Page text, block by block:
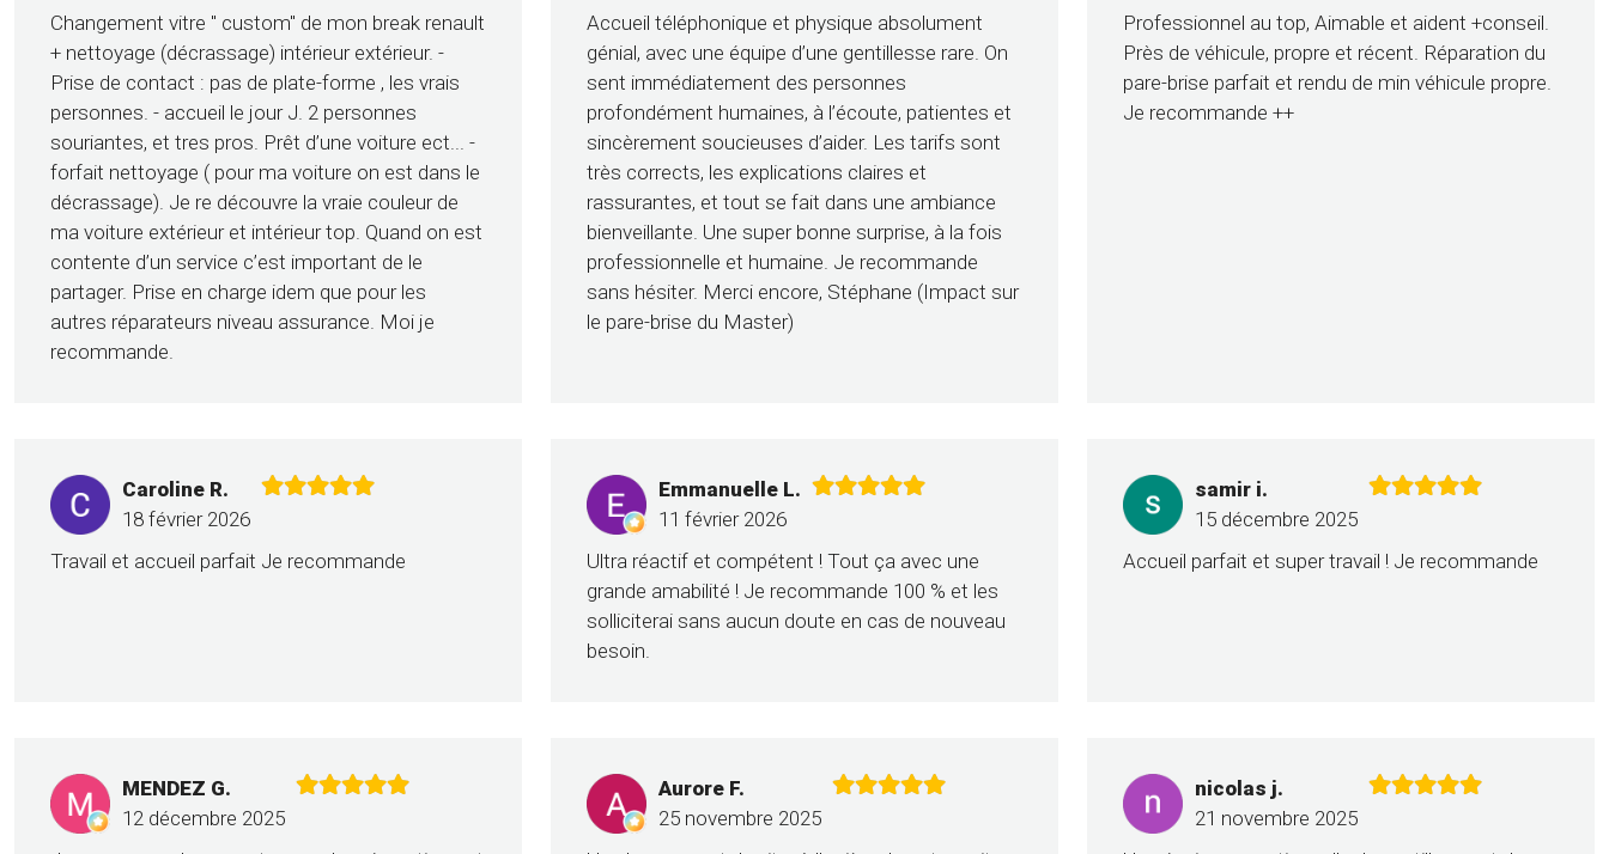
Changement vitre " custom" de mon break renault
+ nettoyage (décrassage) intérieur extérieur. -
Prise de contact : pas de plate-forme , les vrais
personnes. - accueil le jour J. 2 personnes
souriantes, et tres pros. Prêt d’une voiture ect... -
forfait nettoyage ( pour ma voiture on est dans le
décrassage). Je re découvre la vraie couleur de
ma voiture extérieur et intérieur top. Quand on est
contente d’un service c’est important de le
partager. Prise en charge idem que pour les
autres réparateurs niveau assurance. Moi je
recommande.
Accueil téléphonique et physique absolument
génial, avec une équipe d’une gentillesse rare. On
sent immédiatement des personnes
profondément humaines, à l’écoute, patientes et
sincèrement soucieuses d’aider. Les tarifs sont
très corrects, les explications claires et
rassurantes, et tout se fait dans une ambiance
bienveillante. Une super bonne surprise, à la fois
professionnelle et humaine. Je recommande
sans hésiter. Merci encore, Stéphane (Impact sur
le pare-brise du Master)
Professionnel au top, Aimable et aident +conseil.
Près de véhicule, propre et récent. Réparation du
pare-brise parfait et rendu de min véhicule propre.
Je recommande ++
Caroline R.
18 février 2026
Travail et accueil parfait Je recommande
Emmanuelle L.
11 février 2026
Ultra réactif et compétent ! Tout ça avec une
grande amabilité ! Je recommande 100 % et les
solliciterai sans aucun doute en cas de nouveau
besoin.
samir i.
15 décembre 2025
Accueil parfait et super travail ! Je recommande
MENDEZ G.
12 décembre 2025
Aurore F.
25 novembre 2025
nicolas j.
21 novembre 2025